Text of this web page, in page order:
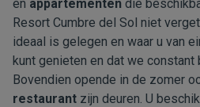
en appartementen die
Resort Cumbre del Sol niet
ideaal is gelegen en waar u van
kunt genieten en dat we constant
Bovendien opende in de zomer
restaurant zijn deuren. U